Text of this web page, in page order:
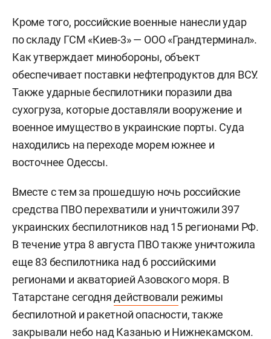
Кроме того, российские военные нанесли удар
по складу ГСМ «Киев-3» — ООО «Грандтерминал».
Как утверждает минобороны, объект
обеспечивает поставки нефтепродуктов для ВСУ.
Также ударные беспилотники поразили два
сухогруза, которые доставляли вооружение и
военное имущество в украинские порты. Суда
находились на переходе морем южнее и
восточнее Одессы.
Вместе с тем за прошедшую ночь российские
средства ПВО перехватили и уничтожили 397
украинских беспилотников над 15 регионами РФ.
В течение утра 8 августа ПВО также уничтожила
еще 83 беспилотника над 6 российскими
регионами и акваторией Азовского моря. В
Татарстане сегоднядействовали режимы
беспилотной и ракетной опасности, также
закрывали небо над Казанью и Нижнекамском.